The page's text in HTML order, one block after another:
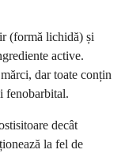
(formă lichidă) și
active.
dar toate conțin
fenobarbital.
decât
la fel de